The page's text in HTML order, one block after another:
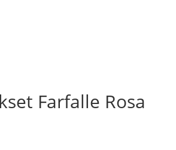
Farfalle Rosa